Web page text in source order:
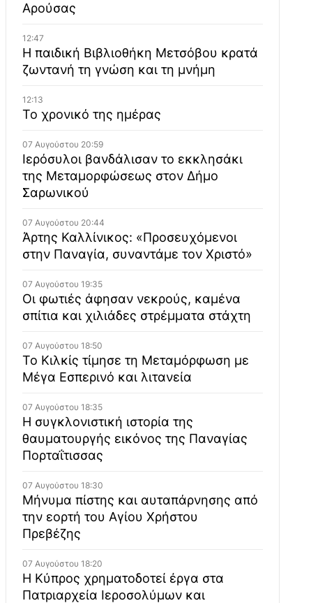
Αρούσας
12:47
Η παιδική Βιβλιοθήκη Μετσόβου κρατά
ζωντανή τη γνώση και τη μνήμη
12:13
Το χρονικό της ημέρας
07 Αυγούστου 20:59
Ιερόσυλοι βανδάλισαν το εκκλησάκι
της Μεταμορφώσεως στον Δήμο
Σαρωνικού
07 Αυγούστου 20:44
Άρτης Καλλίνικος: «Προσευχόμενοι
στην Παναγία, συναντάμε τον Χριστό»
07 Αυγούστου 19:35
Οι φωτιές άφησαν νεκρούς, καμένα
σπίτια και χιλιάδες στρέμματα στάχτη
07 Αυγούστου 18:50
Το Κιλκίς τίμησε τη Μεταμόρφωση με
Μέγα Εσπερινό και λιτανεία
07 Αυγούστου 18:35
Η συγκλονιστική ιστορία της
θαυματουργής εικόνος της Παναγίας
Πορταΐτισσας
07 Αυγούστου 18:30
Μήνυμα πίστης και αυταπάρνησης από
την εορτή του Αγίου Χρήστου
Πρεβέζης
07 Αυγούστου 18:20
Η Κύπρος χρηματοδοτεί έργα στα
Πατριαρχεία Ιεροσολύμων και